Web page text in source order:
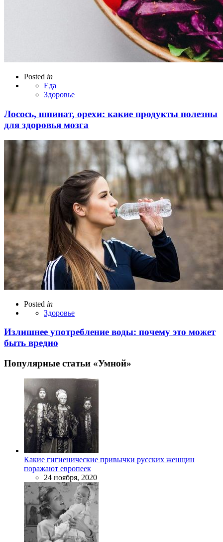
Posted in
Еда
Здоровье
Лосось, шпинат, орехи: какие продукты полезны
для здоровья мозга
Posted in
Здоровье
Излишнее употребление воды: почему это может
быть вредно
Популярные статьи «Умной»
Какие гигиенические привычки русских женщин
поражают европеек
24 ноября, 2020